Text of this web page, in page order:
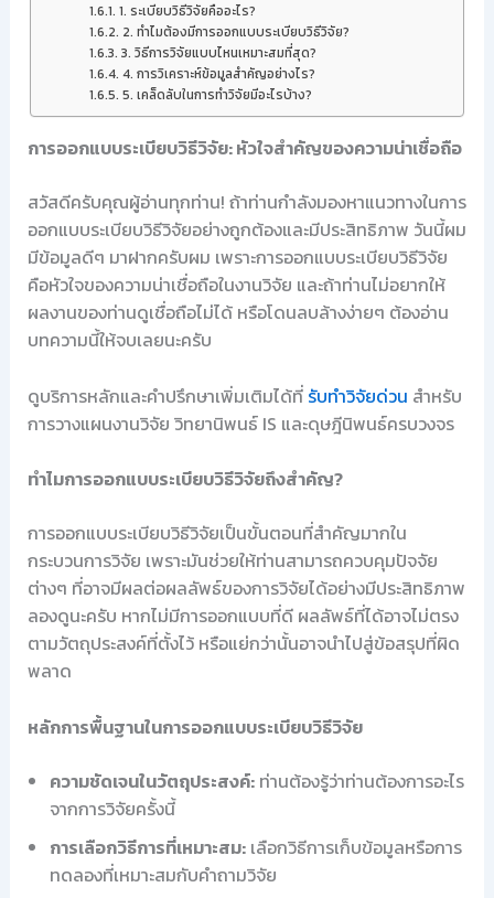
1. ระเบียบวิธีวิจัยคืออะไร?
2. ทำไมต้องมีการออกแบบระเบียบวิธีวิจัย?
3. วิธีการวิจัยแบบไหนเหมาะสมที่สุด?
4. การวิเคราะห์ข้อมูลสำคัญอย่างไร?
5. เคล็ดลับในการทำวิจัยมีอะไรบ้าง?
การออกแบบระเบียบวิธีวิจัย: หัวใจสำคัญของความน่าเชื่อถือ
สวัสดีครับคุณผู้อ่านทุกท่าน! ถ้าท่านกำลังมองหาแนวทางในการ
ออกแบบระเบียบวิธีวิจัยอย่างถูกต้องและมีประสิทธิภาพ วันนี้ผม
มีข้อมูลดีๆ มาฝากครับผม เพราะการออกแบบระเบียบวิธีวิจัย
คือหัวใจของความน่าเชื่อถือในงานวิจัย และถ้าท่านไม่อยากให้
ผลงานของท่านดูเชื่อถือไม่ได้ หรือโดนลบล้างง่ายๆ ต้องอ่าน
บทความนี้ให้จบเลยนะครับ
ดูบริการหลักและคำปรึกษาเพิ่มเติมได้ที่ รับทำวิจัยด่วน สำหรับ
การวางแผนงานวิจัย วิทยานิพนธ์ IS และดุษฎีนิพนธ์ครบวงจร
ทำไมการออกแบบระเบียบวิธีวิจัยถึงสำคัญ?
การออกแบบระเบียบวิธีวิจัยเป็นขั้นตอนที่สำคัญมากใน
กระบวนการวิจัย เพราะมันช่วยให้ท่านสามารถควบคุมปัจจัย
ต่างๆ ที่อาจมีผลต่อผลลัพธ์ของการวิจัยได้อย่างมีประสิทธิภาพ
ลองดูนะครับ หากไม่มีการออกแบบที่ดี ผลลัพธ์ที่ได้อาจไม่ตรง
ตามวัตถุประสงค์ที่ตั้งไว้ หรือแย่กว่านั้นอาจนำไปสู่ข้อสรุปที่ผิด
พลาด
หลักการพื้นฐานในการออกแบบระเบียบวิธีวิจัย
ความชัดเจนในวัตถุประสงค์:ท่านต้องรู้ว่าท่านต้องการอะไร
จากการวิจัยครั้งนี้
การเลือกวิธีการที่เหมาะสม:เลือกวิธีการเก็บข้อมูลหรือการ
ทดลองที่เหมาะสมกับคำถามวิจัย